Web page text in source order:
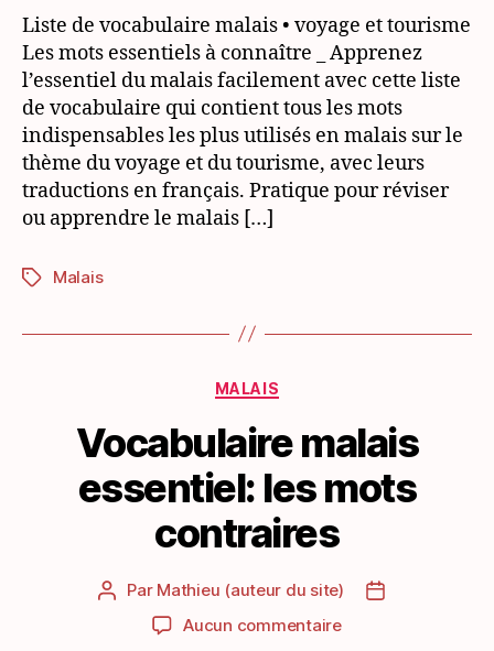
pratique:
Voyage
&
tourisme
Liste de vocabulaire malais • voyage et tourisme
Les mots essentiels à connaître _ Apprenez
l’essentiel du malais facilement avec cette liste
de vocabulaire qui contient tous les mots
indispensables les plus utilisés en malais sur le
thème du voyage et du tourisme, avec leurs
traductions en français. Pratique pour réviser
ou apprendre le malais […]
Étiquettes
Malais
Catégories
MALAIS
Vocabulaire malais
essentiel: les mots
contraires
Auteur
l’article
Par Mathieu (auteur du site)
Date
Aucun commentairesur